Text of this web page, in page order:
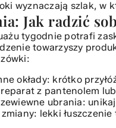
wyznaczają szlak, w
Jak radzić
tygodnie potrafi
towarzyszy
okłady: krótko
z pantenolem
ubrania:
lekki